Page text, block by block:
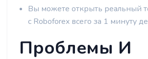
Вы можете открыть реальный
с Roboforex всего за 1 минуту
Проблемы И